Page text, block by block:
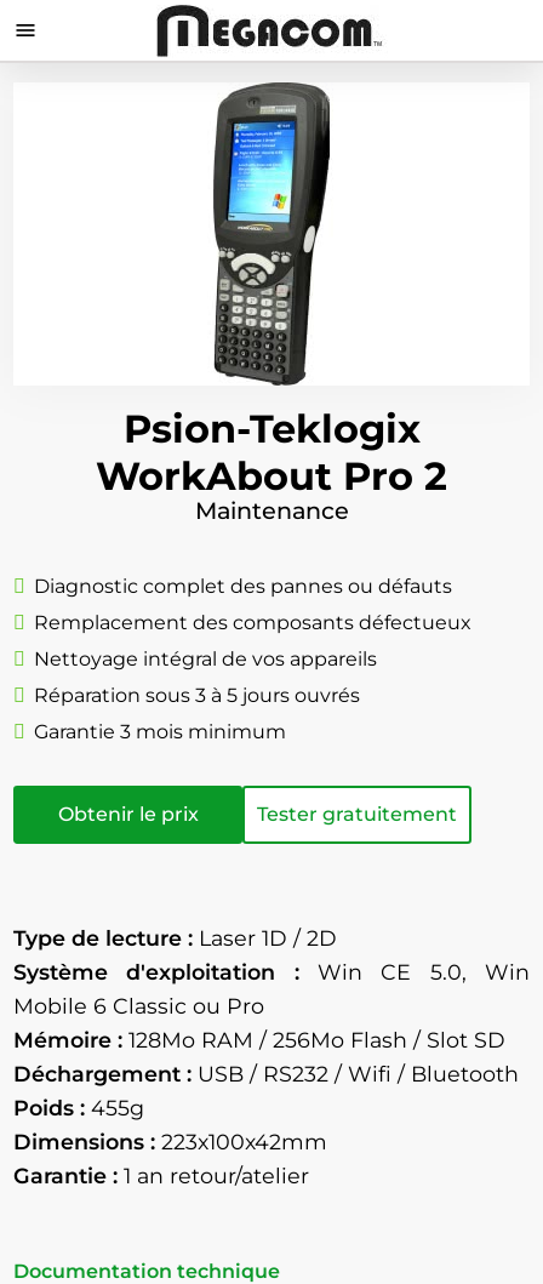

Psion-Teklogix
WorkAbout Pro 2
Maintenance
Diagnostic complet des pannes ou défauts
Remplacement des composants défectueux
Nettoyage intégral de vos appareils
Réparation sous 3 à 5 jours ouvrés
Garantie 3 mois minimum
Obtenir le prix Tester gratuitement
Type de lecture : Laser 1D / 2D
Système d'exploitation :Win CE 5.0, Win
Mobile 6 Classic ou Pro
Mémoire :128Mo RAM / 256Mo Flash / Slot SD
Déchargement : USB / RS232 / Wifi / Bluetooth
Poids : 455g
Dimensions : 223x100x42mm
Garantie : 1 an retour/atelier
Documentation technique